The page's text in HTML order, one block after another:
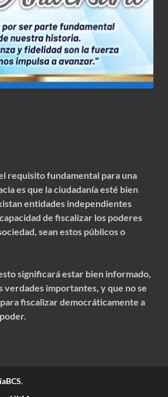
requisito fundamental para una
es que la ciudadanía esté bien
entidades independientes
de fiscalizar los poderes
sean estos públicos o
significará estar bien informado,
verdades importantes, y que no se
fiscalizar democráticamente a
.